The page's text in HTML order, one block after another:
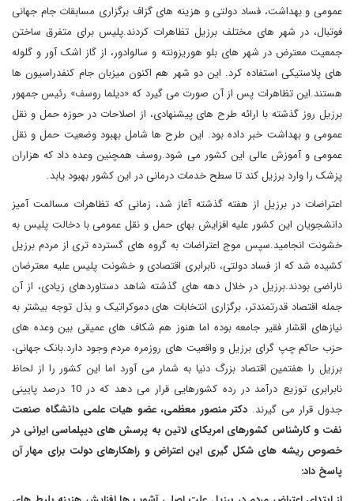
عمومی و بهداشت، فساد دولتی و هزینه های گزاف برگزاری مسابقات جام جهانی
فوتبال، در شهر های مختلف برزیل تظاهرات کردند.پلیس برای متفرق ساختن
جمعیت معترض در شهر های بلو هوریزونته و سالوادور، از گاز اشک آور و گلوله
های پلاستیکی استفاده کرد. این دو شهر هم اکنون میزبان جام کنفدراسیون ها
هستند.این تظاهرات پس از آن صورت می گیرد که «دیلما روسف» رئیس جمهور
برزیل روز گذشته با ارائه طرح های پیشنهادی، از اصلاحات در حوزه حمل و نقل
عمومی و بهداشت خبر داده بود. این طرح ها شامل بهبود وضعیت حمل و نقل
عمومی و آموزش عالی این کشور می شود.روسف همچنین وعده داد که هزاران
پزشک را وارد برزیل کند تا سطح خدمات درمانی در این کشور بهبود یابد.
اعتراضات در برزیل از هفته گذشته آغاز شد، زمانی که تظاهرات مسالمت آمیز
دانشجویان این کشور علیه افزایش بهای حمل و نقل عمومی با دخالت پلیس به
خشونت انجامید.سپس موج اعتراضات به گروه های گسترده تری از مردم برزیل
کشیده شد که از فساد دولتی، نابرابری اقتصادی و خشونت پلیس علیه معترضان
ناراضی بودند.برزیل در خلال دهه های گذشته شاهد دستاوردهای زیادی، از آن
جمله اقتصاد قدرتمندتر، برگزاری انتخابات های دموکراتیک و بذل توجه بیشتر به
نیازهای اقشار فقیر جامعه بوده اما هنوز هم شکاف های عمیقی بین وعده های
حزب حاکم چپ گرای برزیل و واقعیت های روزمره مردم وجود دارد.بانک جهانی،
برزیل را هفتمین اقتصاد بزرگ دنیا به شمار می آورد اما این کشور را از لحاظ
نابرابری توزیع درآمد در رده کشورهایی قرار می دهد که در 10 درصد پایینی
جدول قرار می گیرند. دکتر منصور معظمی، عضو هیات علمی دانشگاه صنعت
نفت و کارشناس کشورهای امریکای لاتین به پرسش های دیپلماسی ایرانی در
خصوص ریشه های شکل گیری این اعتراض و راهکارهای دولت برای مهار آن
پاسخ داد: